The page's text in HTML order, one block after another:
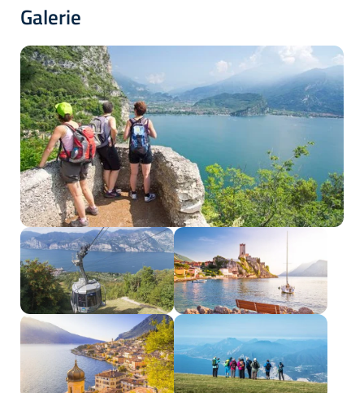
Galerie